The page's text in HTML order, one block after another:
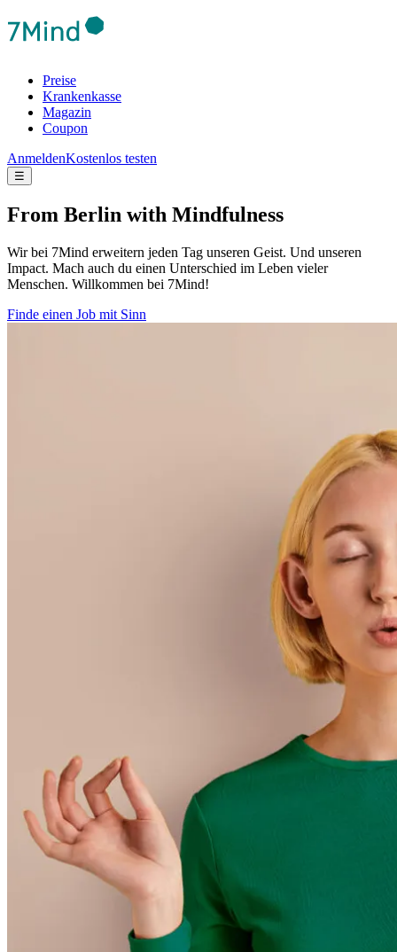
Preise
Krankenkasse
Magazin
Coupon
AnmeldenKostenlos testen
☰
From Berlin with Mindfulness
Wir bei 7Mind erweitern jeden Tag unseren Geist. Und unseren
Impact. Mach auch du einen Unterschied im Leben vieler
Menschen. Willkommen bei 7Mind!
Finde einen Job mit Sinn